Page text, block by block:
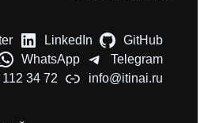
LinkedIn
GitHub
WhatsApp
Telegram
34 72
info@itinai.ru